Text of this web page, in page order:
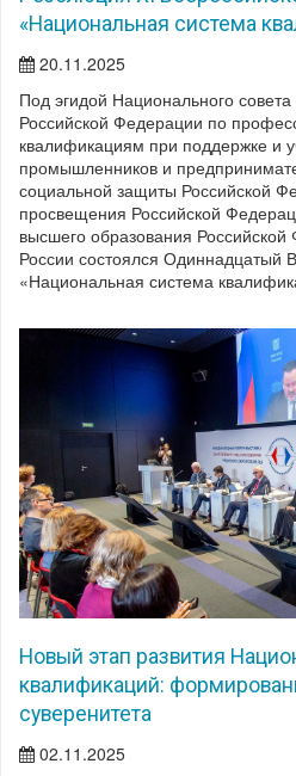
«Национальная система
20.11.2025
Под эгидой Национального
Российской Федерации по
квалификациям при поддержке и
промышленников и
социальной защиты Российской
просвещения Российской
высшего образования
России состоялся Одиннадцатый
«Национальная система
Новый этап развития
квалификаций:
суверенитета
02.11.2025